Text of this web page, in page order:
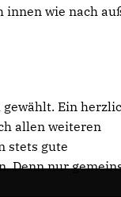
innen wie nach
Ein
allen weiteren
stets gute
Denn nur